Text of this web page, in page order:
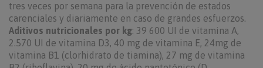
tres veces por semana para la prevención de estados
carenciales y diariamente en caso de grandes esfuerzos.
Aditivos nutricionales por kg: 39 600 UI de vitamina A,
2.570 UI de vitamina D3, 40 mg de vitamina E, 24mg de
vitamina B1 (clorhidrato de tiamina), 27 mg de vitamina